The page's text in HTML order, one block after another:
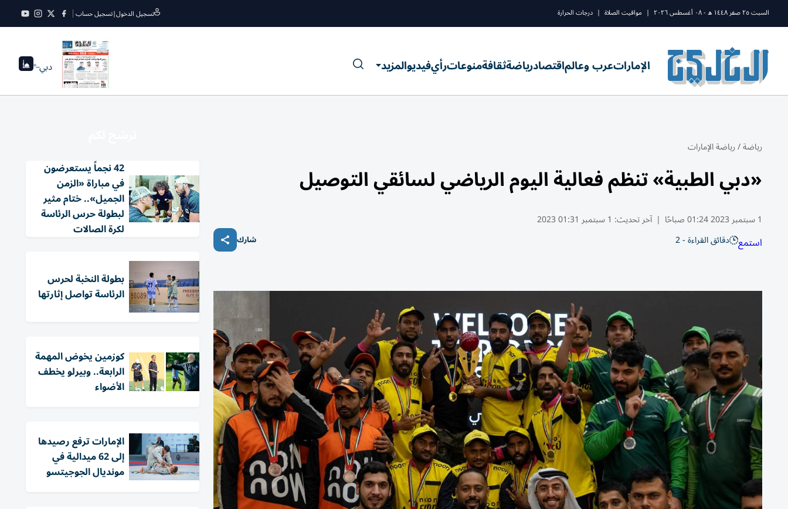
السبت ٢٥ صفر ١٤٤٨ ه - ٠٨ أغسطس ٢٠٢٦ | مواقيت الصلاة | درجات الحرارة تسجيل الدخول|تسجيل حساب
الإماراتعرب وعالماقتصادرياضةثقافةمنوعاترأيفيديوالمزيد دبي--°
رياضة/رياضة الإمارات
«دبي الطبية» تنظم فعالية اليوم الرياضي لسائقي التوصيل
1 سبتمبر 2023 01:24 صباحًا | آخر تحديث: 1 سبتمبر 01:31 2023
استمع دقائق القراءة - 2 شارك
42 نجماً يستعرضون
في مباراة «الزمن
الجميل».. ختام مثير
لبطولة حرس الرئاسة
لكرة الصالات
بطولة النخبة لحرس
الرئاسة تواصل إثارتها
كوزمين يخوض المهمة
الرابعة.. وبيرلو يخطف
الأضواء
الإمارات ترفع رصيدها
إلى 62 ميدالية في
مونديال الجوجيتسو